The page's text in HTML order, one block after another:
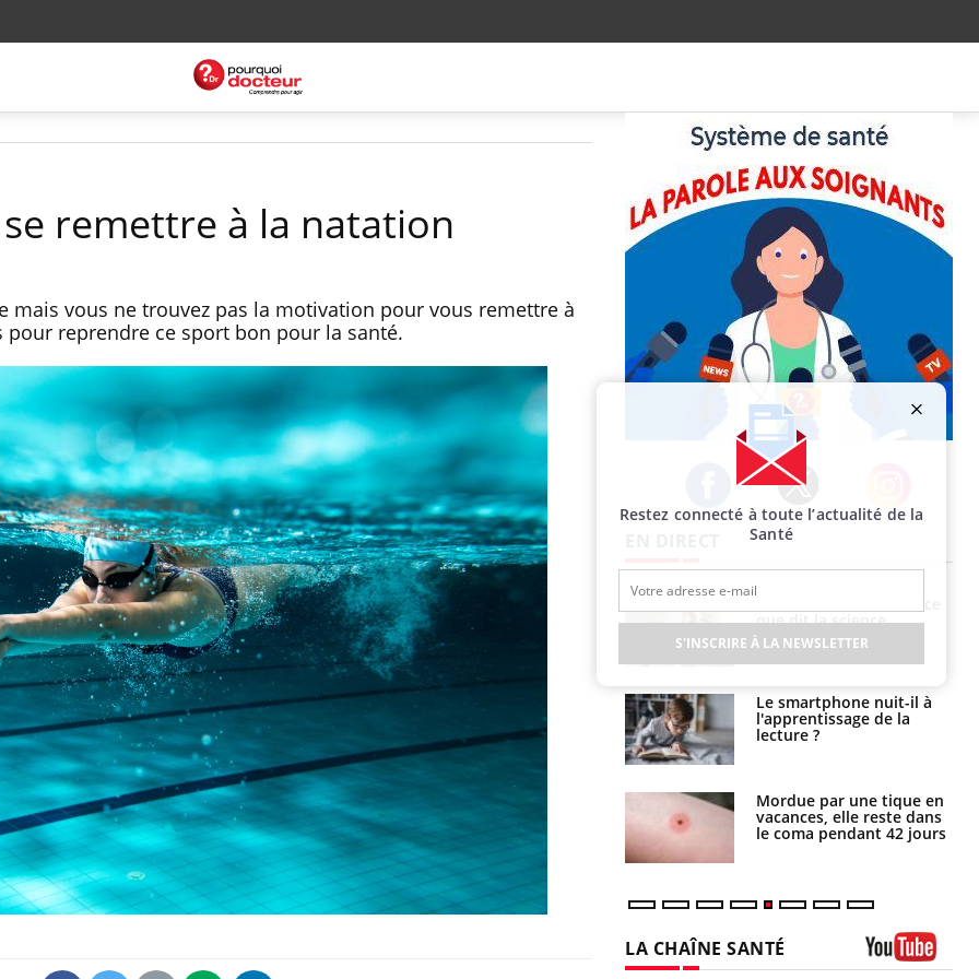
remettre à la natation
mais vous ne trouvez pas la motivation pour vous remettre à
pour reprendre ce sport bon pour la santé.
Facebook Twitter Instagram
La sieste empêche-t-elle
de dormir la nuit ?
VIH : la fin du comprimé
tous les jours se profile-t-
elle enfin ?
Pourquoi votre ventre
gâche-t-il les premiers
jours de vos vacances ?
Fortes chaleurs :
pourquoi le risque de
noyade grimpe-t-il ?
freiner la propagation du
cancer ?
Pourquoi manger moins
de protéines pourrait
finalement être bénéfique
que dit la science
Le smartphone nuit-il à
l'apprentissage de la
lecture ?
Mordue par une tique en
vacances, elle reste dans
le coma pendant 42 jours
Restez connecté à toute l’actualité de la
Santé
S'INSCRIRE À LA NEWSLETTER